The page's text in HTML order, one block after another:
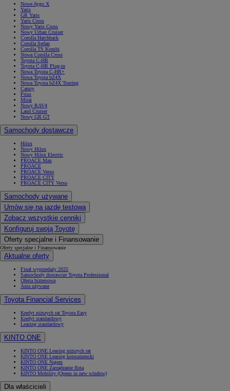
Nowe Aygo X
Yaris
GR Yaris
Yaris Cross
Nowy Yaris Cross
Nowy Urban Cruiser
Corolla Hatchback
Corolla Sedan
Corolla TS Kombi
Nowa Corolla Cross
Toyota C-HR
Toyota C-HR Plug-in
Nowa Toyota C-HR+
Nowa Toyota bZ4X
Nowa Toyota bZ4X Touring
Camry
Prius
Mirai
Nowy RAV4
Land Cruiser
Nowy GR GT
Samochody dostawcze
Hilux
Nowy Hilux
Nowy Hilux Electric
PROACE Max
PROACE
PROACE Verso
PROACE CITY
PROACE CITY Verso
Samochody używane
Umów się na jazdę testową
Zobacz wszystkie cenniki
Konfiguruj swoją Toyotę
Oferty specjalne i Finansowanie
Oferty specjalne i Finansowanie
Aktualne oferty
Finał wyprzedaży 2025
Samochody dostawcze Toyota Professional
Oferta biznesowa
Auta używane
Toyota Financial Services
Kredyt niższych rat Toyota Easy
Kredyt standardowy
Leasing standardowy
KINTO ONE
KINTO ONE Leasing niższych rat
KINTO ONE Leasing konsumencki
KINTO ONE Najem
KINTO ONE Zarządzanie flotą
KINTO Mobility (Opens in new window)
Dla właścicieli